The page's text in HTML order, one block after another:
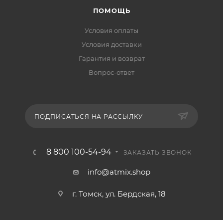
ПОМОЩЬ
Условия оплаты
Условия доставки
Гарантия и возврат
Вопрос-ответ
ПОДПИСАТЬСЯ НА РАССЫЛКУ
8 800 100-54-94 ЗАКАЗАТЬ ЗВОНОК
info@atmix.shop
г. Томск, ул. Бердская, 18